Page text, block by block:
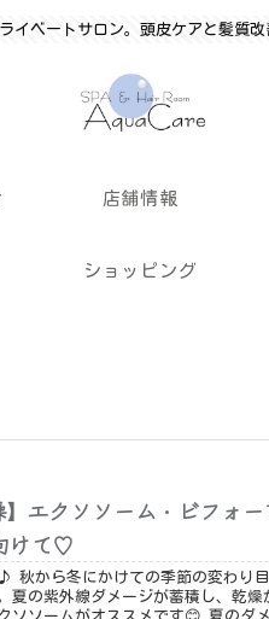
イベートサロン。頭皮ケアと髪質改
店舗情報
ショッピング
】エクソソーム・ビフォ
けて♡
お肌
夏の紫外線ダメージが蓄積し、乾燥
する前の今のタイミングはエクソソーム